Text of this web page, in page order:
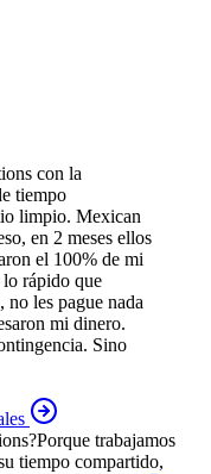
con la
tiempo
limpio. Mexican
en 2 meses ellos
el 100% de mi
lo rápido que
les pague nada
mi dinero.
Sino
Porque trabajamos
tiempo compartido,